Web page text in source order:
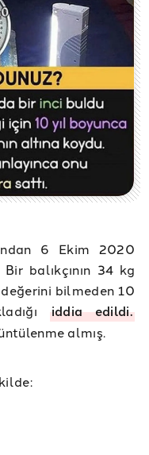
6 Ekim 2020
balıkçının 34 kg
bilmeden 10
iddia edildi.
almış.